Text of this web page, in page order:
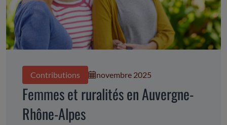
Contributions novembre 2025
Femmes et ruralités en Auvergne-
Rhône-Alpes